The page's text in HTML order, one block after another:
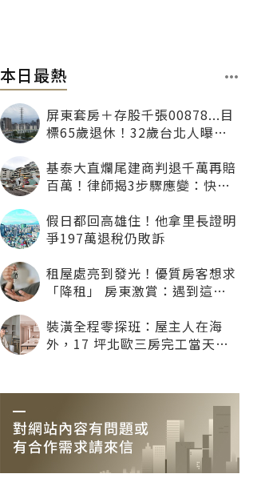
本日最熱
屏東套房＋存股千張00878...目
標65歲退休！32歲台北人曝：
基泰大直爛尾建商判退千萬再賠
百萬！律師揭3步驟應變：快通
假日都回高雄住！他拿里長證明
爭197萬退稅仍敗訴
租屋處亮到發光！優質房客想求
「降租」 房東激賞：遇到這種
裝潢全程零探班：屋主人在海
外，17 坪北歐三房完工當天才